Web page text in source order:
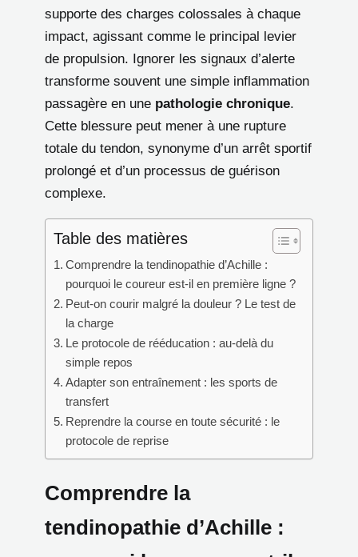
supporte des charges colossales à chaque
impact, agissant comme le principal levier
de propulsion. Ignorer les signaux d’alerte
transforme souvent une simple inflammation
passagère en une pathologie chronique.
Cette blessure peut mener à une rupture
totale du tendon, synonyme d’un arrêt sportif
prolongé et d’un processus de guérison
complexe.
Table des matières
Comprendre la tendinopathie d’Achille :
pourquoi le coureur est-il en première ligne ?
Peut-on courir malgré la douleur ? Le test de
la charge
Le protocole de rééducation : au-delà du
simple repos
Adapter son entraînement : les sports de
transfert
Reprendre la course en toute sécurité : le
protocole de reprise
Comprendre la
tendinopathie d’Achille :